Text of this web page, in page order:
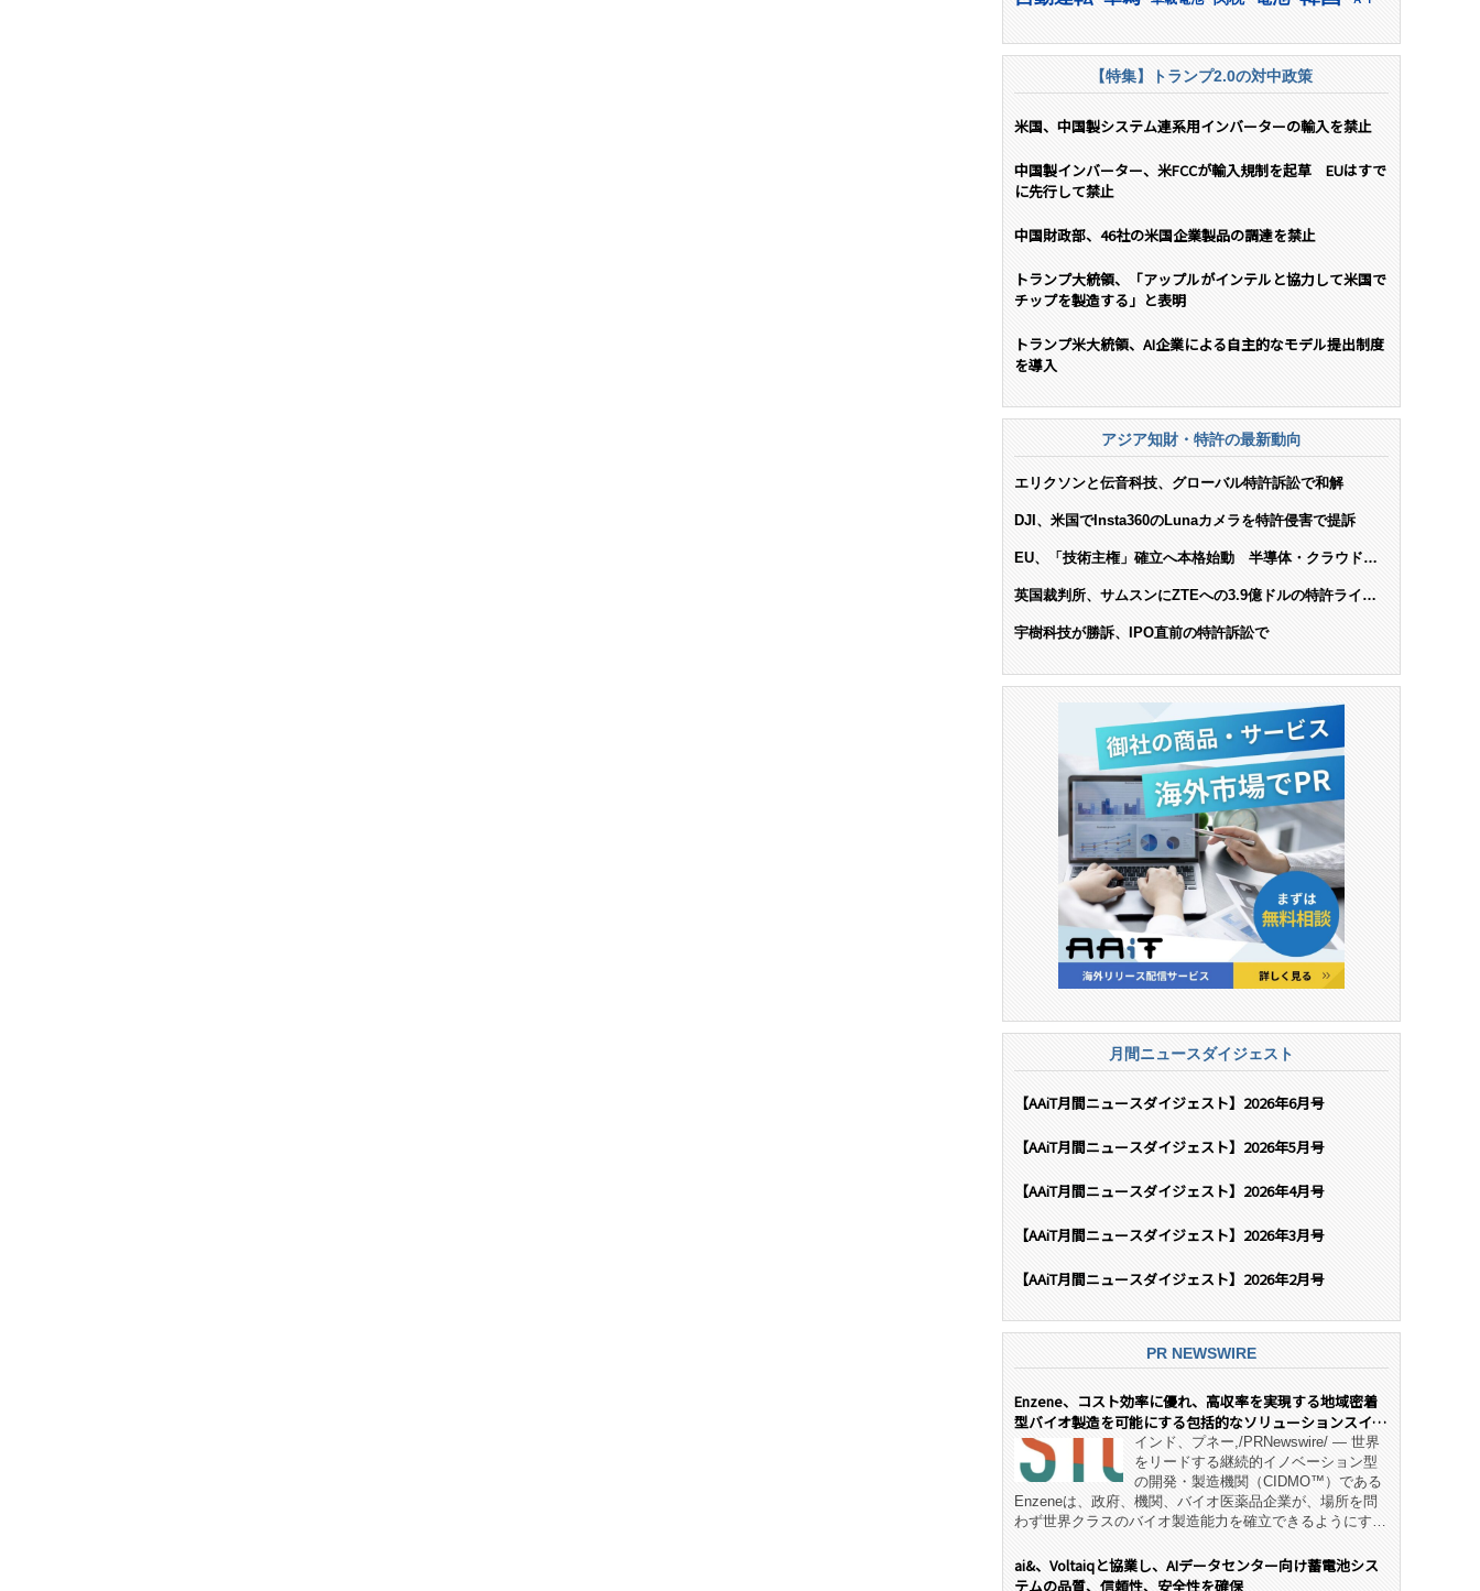
【特集】トランプ2.0の対中政策
米国、中国製システム連系用インバーターの輸入を禁止
中国製インバーター、米FCCが輸入規制を起草 EUはすで
に先行して禁止
中国財政部、46社の米国企業製品の調達を禁止
トランプ大統領、「アップルがインテルと協力して米国で
チップを製造する」と表明
トランプ米大統領、AI企業による自主的なモデル提出制度
を導入
アジア知財・特許の最新動向
エリクソンと伝音科技、グローバル特許訴訟で和解
DJI、米国でInsta360のLunaカメラを特許侵害で提訴
EU、「技術主権」確立へ本格始動 半導体・クラウド・
英国裁判所、サムスンにZTEへの3.9億ドルの特許ライセ
宇樹科技が勝訴、IPO直前の特許訴訟で
月間ニュースダイジェスト
【AAiT月間ニュースダイジェスト】2026年6月号
【AAiT月間ニュースダイジェスト】2026年5月号
【AAiT月間ニュースダイジェスト】2026年4月号
【AAiT月間ニュースダイジェスト】2026年3月号
【AAiT月間ニュースダイジェスト】2026年2月号
PR NEWSWIRE
Enzene、コスト効率に優れ、高収率を実現する地域密着
型バイオ製造を可能にする包括的なソリューションスイー
ト「NeX™」 をリリースインド、プネー,/PRNewswire/ — 世界
をリードする継続的イノベーション型
の開発・製造機関（CIDMO™）である
Enzeneは、政府、機関、バイオ医薬品企業が、場所を問
わず世界クラスのバイオ製造能力を確立できるようにす
デル「NeX™」の立ち上げを発表しました。 同社の実績
あるEnzeneX® fully‑connected continuous
ai&、Voltaiqと協業し、AIデータセンター向け蓄電池シス
テムの品質、信頼性、安全性を確保